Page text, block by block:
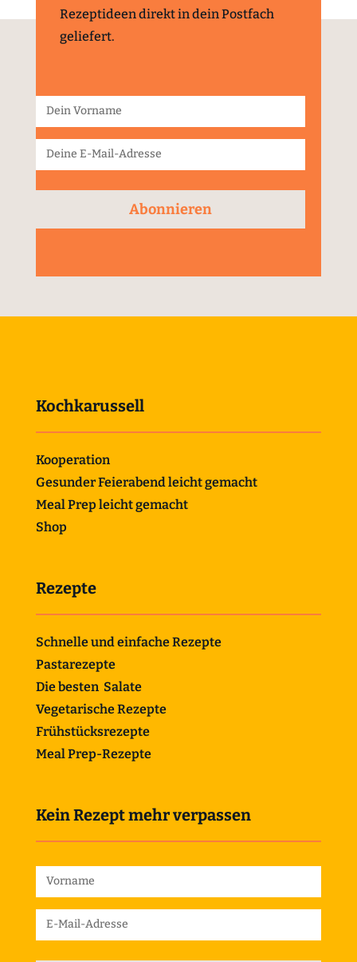
Rezeptideen direkt in dein Postfach
geliefert.
Abonnieren
Kochkarussell
Kooperation
Gesunder Feierabend leicht gemacht
Meal Prep leicht gemacht
Shop
Rezepte
Schnelle und einfache Rezepte
Pastarezepte
Die besten Salate
Vegetarische Rezepte
Frühstücksrezepte
Meal Prep-Rezepte
Kein Rezept mehr verpassen